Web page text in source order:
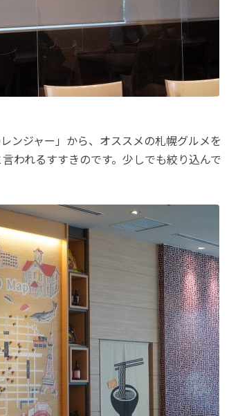
ンジャー」から、オススメの札幌グルメを
われるすすきのです。少しでも絞り込んで